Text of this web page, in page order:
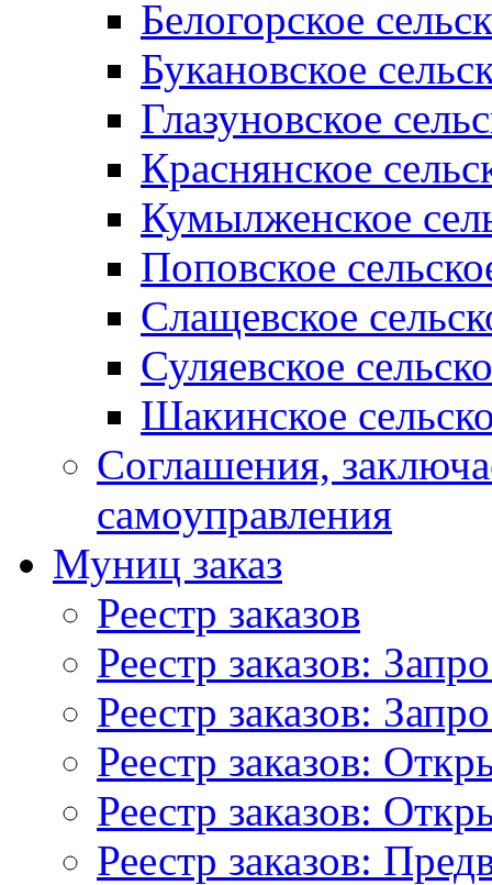
Белогорское
Букановское
Глазуновское
Краснянское
Кумылженское
Поповское
Слащевское
Суляевское
Шакинское
Соглашения,
самоуправления
Муниц заказ
Реестр заказов
Реестр заказов:
Реестр заказов:
Реестр заказов:
Реестр заказов:
Реестр заказов: